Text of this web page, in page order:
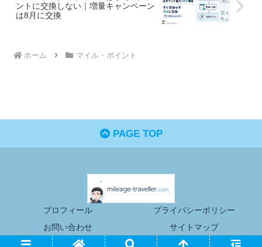
ントに交換しない｜増量キャンペーン
は8月に交換
ホーム マイル・ポイント
PAGE TOP
プロフィール
プライバシーポリシー
お問い合わせ
サイトマップ